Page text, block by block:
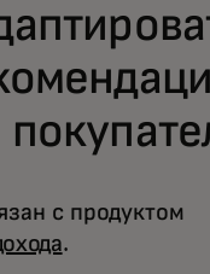
с продуктом
.